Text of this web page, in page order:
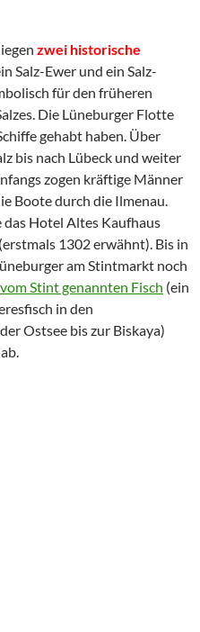
zwei historische
Salz-Ewer und ein Salz-
für den früheren
Die Lüneburger Flotte
gehabt haben. Über
bis nach Lübeck und weiter
zogen kräftige Männer
Boote durch die Ilmenau.
Hotel Altes Kaufhaus
1302 erwähnt). Bis in
am Stintmarkt noch
vom Stint genannten Fisch (ein
in den
Ostsee bis zur Biskaya)